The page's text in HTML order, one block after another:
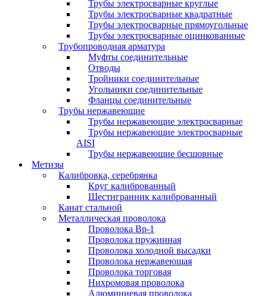
Трубы электросварные круглые
Трубы электросварные квадратные
Трубы электросварные прямоугольные
Трубы электросварные оцинкованные
Трубопроводная арматура
Муфты соединительные
Отводы
Тройники соединительные
Угольники соединительные
Фланцы соединительные
Трубы нержавеющие
Трубы нержавеющие электросварные
Трубы нержавеющие электросварные
AISI
Трубы нержавеющие бесшовные
Метизы
Калибровка, серебрянка
Круг калиброванный
Шестигранник калиброванный
Канат стальной
Металлическая проволока
Проволока Вр-1
Проволока пружинная
Проволока холодной высадки
Проволока нержавеющая
Проволока торговая
Нихромовая проволока
Алюминиевая проволока